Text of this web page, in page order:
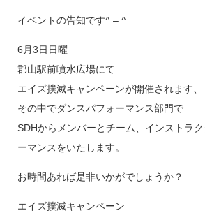
イベントの告知です^ – ^
6月3日日曜
郡山駅前噴水広場にて
エイズ撲滅キャンペーンが開催されます、
その中でダンスパフォーマンス部門で
SDHからメンバーとチーム、インストラ
ーマンスをいたします。
お時間あれば是非いかがでしょうか？
エイズ撲滅キャンペーン